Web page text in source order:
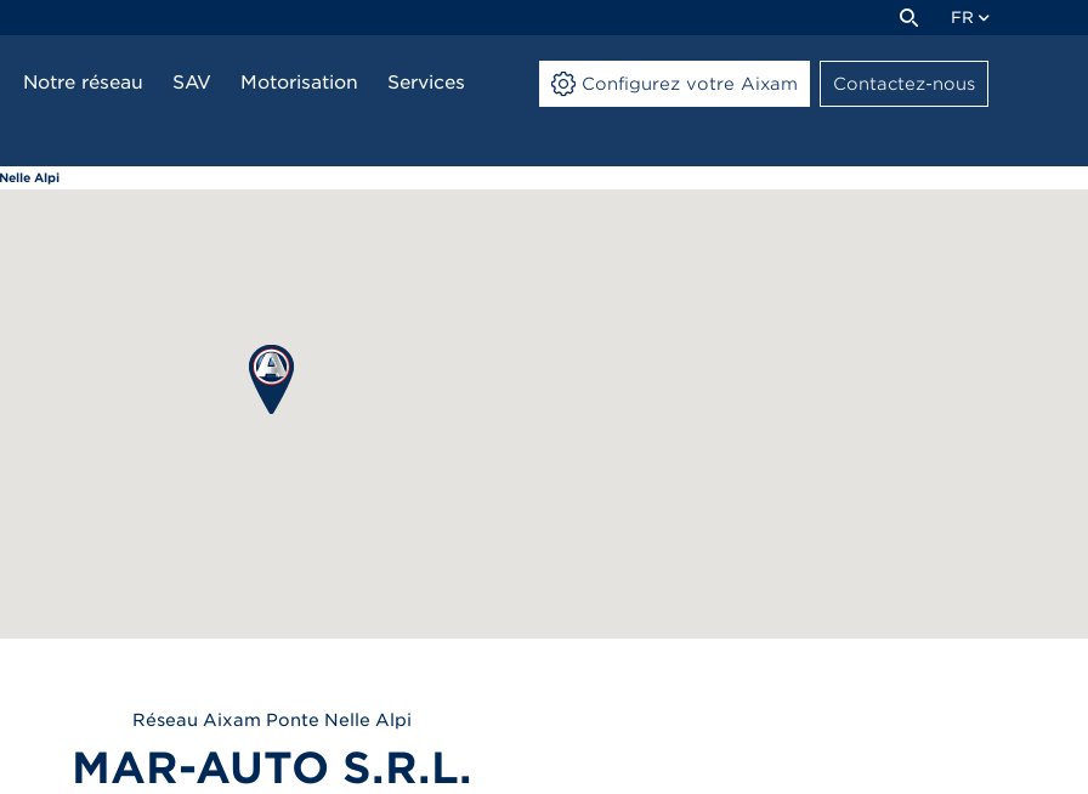
FR
Notre réseau SAV Motorisation Services Configurez votre Aixam Contactez-nous
Alpi
Réseau Aixam Ponte Nelle Alpi
MAR-AUTO S.R.L.